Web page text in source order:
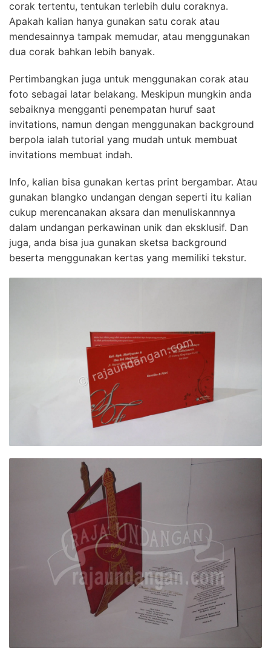
corak tertentu, tentukan terlebih dulu coraknya.
Apakah kalian hanya gunakan satu corak atau
mendesainnya tampak memudar, atau menggunakan
dua corak bahkan lebih banyak.
Pertimbangkan juga untuk menggunakan corak atau
foto sebagai latar belakang. Meskipun mungkin anda
sebaiknya mengganti penempatan huruf saat
invitations, namun dengan menggunakan background
berpola ialah tutorial yang mudah untuk membuat
invitations membuat indah.
Info, kalian bisa gunakan kertas print bergambar. Atau
gunakan blangko undangan dengan seperti itu kalian
cukup merencanakan aksara dan menuliskannnya
dalam undangan perkawinan unik dan eksklusif. Dan
juga, anda bisa jua gunakan sketsa background
beserta menggunakan kertas yang memiliki tekstur.